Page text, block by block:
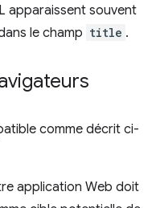
apparaissent souvent
le champ title .
comme décrit ci-
application Web doit